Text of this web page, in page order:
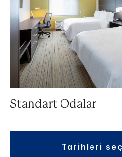
Standart Odalar
tarihleri seç